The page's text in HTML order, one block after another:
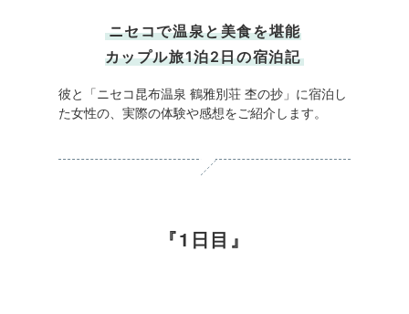
ニセコで温泉と美食を堪能
カップル旅1泊2日の宿泊記
彼と「ニセコ昆布温泉 鶴雅別荘 杢の抄」に宿泊し
た女性の、実際の体験や感想をご紹介します。
1日目